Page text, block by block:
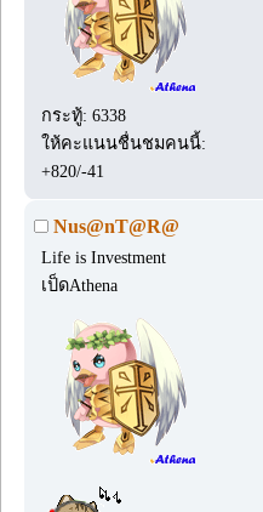
กระทู้: 6338
ให้คะแนนชื่นชมคนนี้:
+820/-41
Nus@nT@R@
Life is Investment
เป็ดAthena